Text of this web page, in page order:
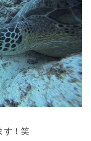
す！笑